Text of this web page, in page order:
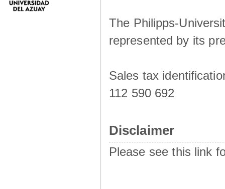
The Philipps-
represented by its
Sales tax
112 590 692
Disclaimer
Please see this link